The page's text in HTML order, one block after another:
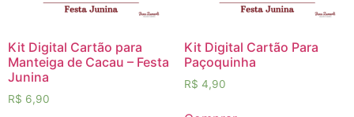
Kit Digital Cartão para
Manteiga de Cacau – Festa
Junina
R$ 6,90
Kit Digital Cartão Para
Paçoquinha
R$ 4,90